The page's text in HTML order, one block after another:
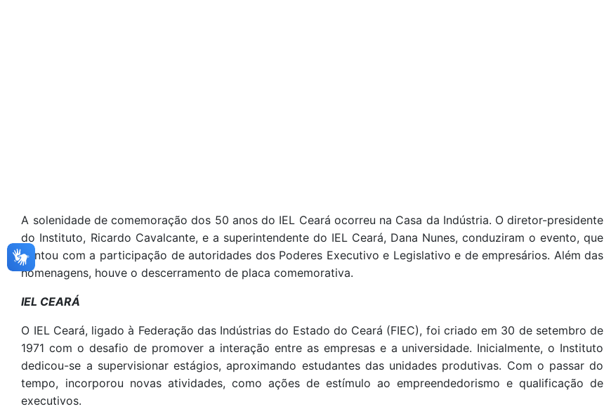
A solenidade de comemoração dos 50 anos do IEL Ceará ocorreu na Casa da Indústria. O diretor-presidente
do Instituto, Ricardo Cavalcante, e a superintendente do IEL Ceará, Dana Nunes, conduziram o evento, que
contou com a participação de autoridades dos Poderes Executivo e Legislativo e de empresários. Além das
homenagens, houve o descerramento de placa comemorativa.
IEL CEARÁ
O IEL Ceará, ligado à Federação das Indústrias do Estado do Ceará (FIEC), foi criado em 30 de setembro de
1971 com o desafio de promover a interação entre as empresas e a universidade. Inicialmente, o Instituto
dedicou-se a supervisionar estágios, aproximando estudantes das unidades produtivas. Com o passar do
tempo, incorporou novas atividades, como ações de estímulo ao empreendedorismo e qualificação de
executivos.